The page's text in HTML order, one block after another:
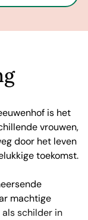
is het
vrouwen,
door het leven
toekomst.
machtige
schilder in